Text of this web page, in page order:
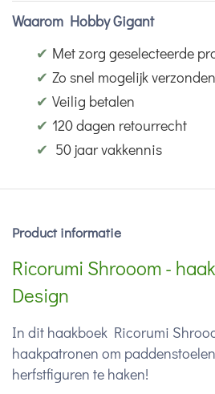
Waarom Hobby Gigant
✔ Met zorg geselecteerde
✔ Zo snel mogelijk verzonden
✔ Veilig betalen
✔ 120 dagen retourrecht
✔ 50 jaar vakkennis
Product informatie
Ricorumi Shrooom -
Design
In dit haakboek Ricorumi
haakpatronen om
herfstfiguren te haken!